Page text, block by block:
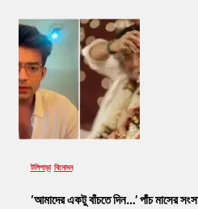
টলিপাড়া বিনোদন
‘আমাদের একটু বাঁচতে দিন…’ পাঁচ মাসের